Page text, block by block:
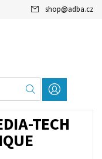
shop@adba.cz
TECH